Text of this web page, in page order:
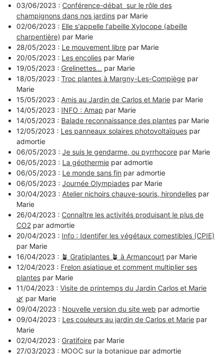
03/06/2023 : Conférence-débat sur le rôle des
champignons dans nos jardins par Marie
02/06/2023 : Elle s'appelle l'abeille Xylocope (abeille
charpentière) par Marie
28/05/2023 : Le mouvement libre par Marie
20/05/2023 : Les encolies par Marie
19/05/2023 : Grelinettes... par Marie
18/05/2023 : Troc plantes à Margny-Les-Compiège par
Marie
15/05/2023 : Amis au Jardin de Carlos et Marie par Marie
14/05/2023 : INFO : Amap par Marie
14/05/2023 : Balade reconnaissance des plantes par Marie
12/05/2023 : Les panneaux solaires photovoltaïques par
admortie
06/05/2023 : Je suis le gendarme, ou pyrrhocore par Marie
06/05/2023 : La géothermie par admortie
06/05/2023 : Le monde sans fin par admortie
06/05/2023 : Journée Olympiades par Marie
30/04/2023 : Atelier nichoirs chauve-souris, hirondelles par
Marie
26/04/2023 : Connaître les activités produisant le plus de
CO2 par admortie
20/04/2023 : Info : Identifer les végétaux comestibles (CPIE)
par Marie
16/04/2023 : 🪴 Gratiplantes 🪴 à Armancourt par Marie
12/04/2023 : Frelon asiatique et comment multiplier ses
plantes par Marie
11/04/2023 : Visite de printemps du Jardin Carlos et Marie
🌿 par Marie
09/04/2023 : Nouvelle version du site web par admortie
09/04/2023 : Les couleurs au jardin de Carlos et Marie par
Marie
02/04/2023 : Gratifoire par Marie
27/03/2023 : MOOC sur la botanique par admortie